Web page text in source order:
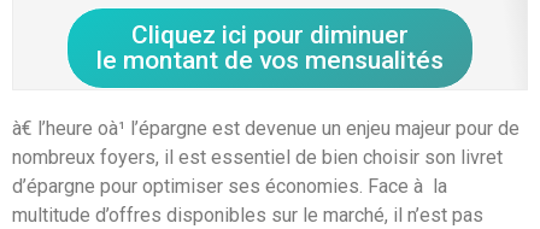
Cliquez ici pour diminuer
le montant de vos mensualités
à€ l’heure oà¹ l’épargne est devenue un enjeu majeur pour de
nombreux foyers, il est essentiel de bien choisir son livret
d’épargne pour optimiser ses économies. Face à la
multitude d’offres disponibles sur le marché, il n’est pas